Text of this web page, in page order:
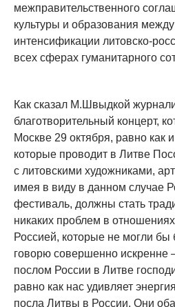
межправительственного
культуры и образования
интенсификации литовско-
всех сферах гуманитарного
Как сказал М.Швыдкой
благотворительный концерт,
Москве 29 октября, равно как
которые проводит в Литве
с литовскими художниками,
имея в виду в данном случае
фестиваль, должны стать
никаких проблем в
Россией, которые не могли
говорю совершенно искренне
послом России в Литве
равно как нас удивляет
посла Литвы в России. Они